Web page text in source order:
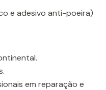
e adesivo anti-poeira)
em reparação e